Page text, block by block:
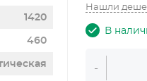
1420
460
Нашли
В
-